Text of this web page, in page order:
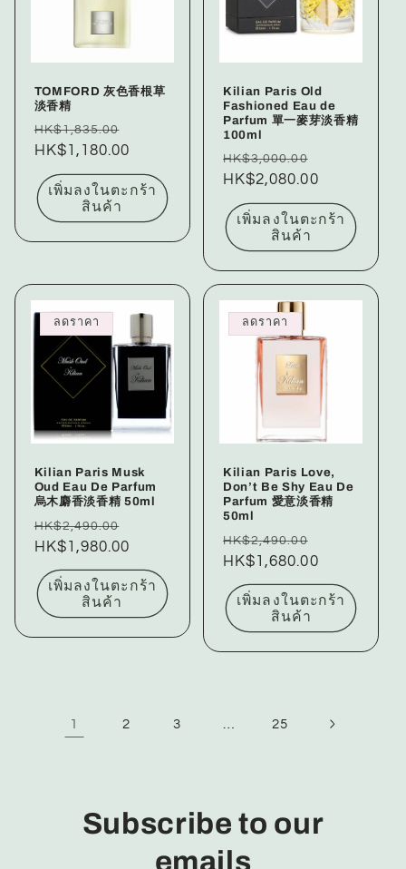
TOMFORD 灰色香根草
淡香精
ราคา
ปกติ
HK$1,835.00
โปรโมชัน
HK$1,180.00
เพิ่มลงในตะกร้า
สินค้า
Kilian Paris Old
Fashioned Eau de
Parfum 單一麥芽淡香精
100ml
ราคา
ปกติ
HK$3,000.00
โปรโมชัน
HK$2,080.00
เพิ่มลงในตะกร้า
สินค้า
ลดราคา
Kilian Paris Musk
Oud Eau De Parfum
烏木麝香淡香精 50ml
ราคา
ปกติ
HK$2,490.00
โปรโมชัน
HK$1,980.00
เพิ่มลงในตะกร้า
สินค้า
ลดราคา
Kilian Paris Love,
Don’t Be Shy Eau De
Parfum 愛意淡香精
50ml
ราคา
ปกติ
HK$2,490.00
โปรโมชัน
HK$1,680.00
เพิ่มลงในตะกร้า
สินค้า
1 2 3 25
Subscribe to our
emails